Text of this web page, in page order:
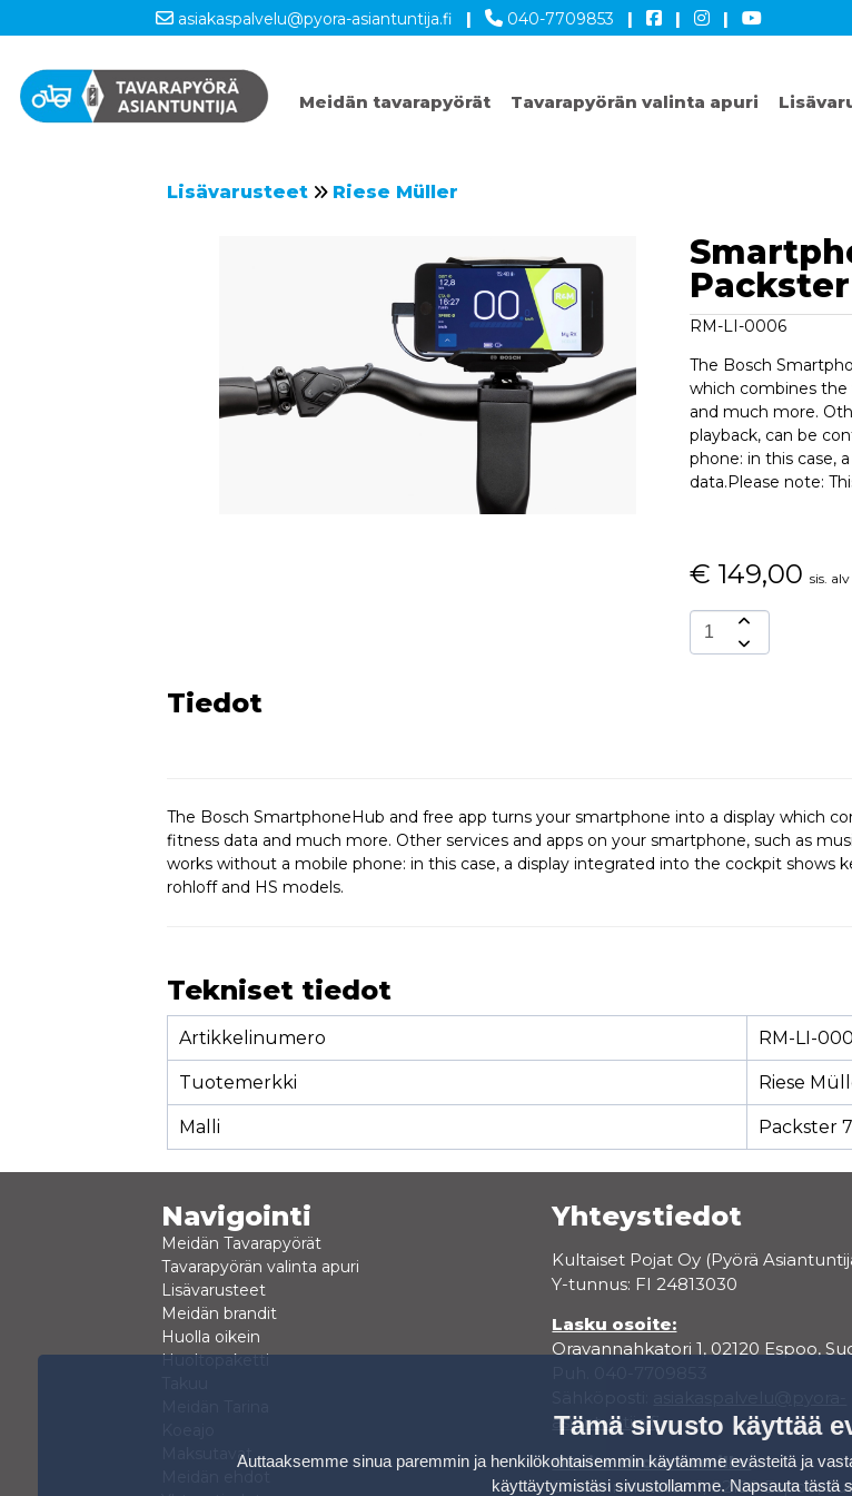
asiakaspalvelu@pyora-asiantuntija.fi | 040-7709853 | | |
Meidän tavarapyörät Tavarapyörän valinta apuri
Lisävarusteet Riese Müller
RM-LI-0006
The Bosch
which combines
and much more.
playback, can be
phone: in this case,
data.Please note:
€ 149,00 sis. alv
Tiedot
The Bosch SmartphoneHub and free app turns your smartphone into a display which
fitness data and much more. Other services and apps on your smartphone, such as
works without a mobile phone: in this case, a display integrated into the cockpit shows
rohloff and HS models.
Tekniset tiedot
Artikkelinumero RM-LI-
Tuotemerkki Riese
Malli Packster
Navigointi
Meidän Tavarapyörät
Tavarapyörän valinta apuri
Lisävarusteet
Meidän brandit
Huolla oikein
Huoltopaketti
Maksutavat
Yhteystiedot
Kultaiset Pojat Oy (Pyörä
Y-tunnus: FI 24813030
Lasku osoite:
Oravannahkatori 1, 02120 Espoo,
asiantuntija.fi
Osoite showroomille:
Oravannahkatori 1, 02120 Espoo,
Tämä sivusto käyttää
Auttaaksemme sinua paremmin ja henkilökohtaisemmin käytämme evästeitä ja
käyttäytymistäsi sivustollamme. Napsauta tästä